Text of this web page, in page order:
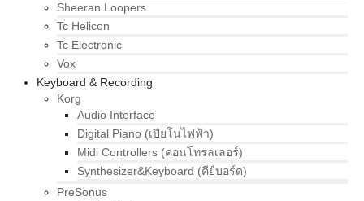
Sheeran Loopers
Tc Helicon
Tc Electronic
Vox
Keyboard & Recording
Korg
Audio Interface
Digital Piano (เปียโนไฟฟ้า)
Midi Controllers (คอนโทรลเลอร์)
Synthesizer&Keyboard (คีย์บอร์ด)
PreSonus